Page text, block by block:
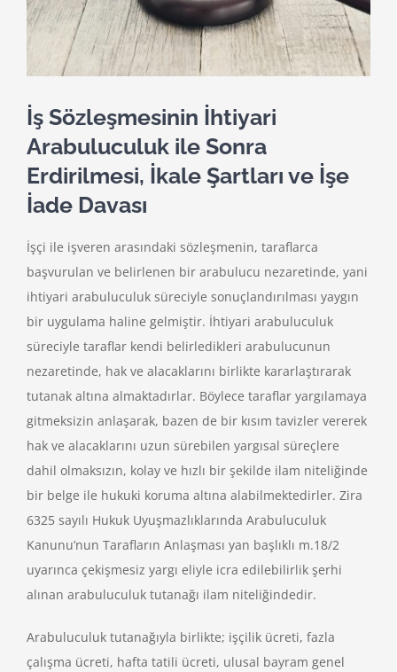
İş Sözleşmesinin İhtiyari
Arabuluculuk ile Sonra
Erdirilmesi, İkale Şartları ve İşe
İade Davası
İşçi ile işveren arasındaki sözleşmenin, taraflarca
başvurulan ve belirlenen bir arabulucu nezaretinde, yani
ihtiyari arabuluculuk süreciyle sonuçlandırılması yaygın
bir uygulama haline gelmiştir. İhtiyari arabuluculuk
süreciyle taraflar kendi belirledikleri arabulucunun
nezaretinde, hak ve alacaklarını birlikte kararlaştırarak
tutanak altına almaktadırlar. Böylece taraflar yargılamaya
gitmeksizin anlaşarak, bazen de bir kısım tavizler vererek
hak ve alacaklarını uzun sürebilen yargısal süreçlere
dahil olmaksızın, kolay ve hızlı bir şekilde ilam niteliğinde
bir belge ile hukuki koruma altına alabilmektedirler. Zira
6325 sayılı Hukuk Uyuşmazlıklarında Arabuluculuk
Kanunu’nun Tarafların Anlaşması yan başlıklı m.18/2
uyarınca çekişmesiz yargı eliyle icra edilebilirlik şerhi
alınan arabuluculuk tutanağı ilam niteliğindedir.
Arabuluculuk tutanağıyla birlikte; işçilik ücreti, fazla
çalışma ücreti, hafta tatili ücreti, ulusal bayram genel